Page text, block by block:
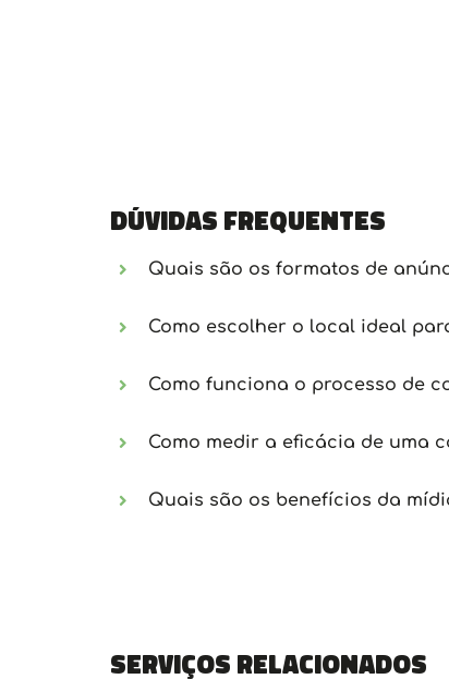
Dúvidas frequentes
Quais são os formatos de
Como escolher o local ideal
Como funciona o processo de
Como medir a eficácia de uma
Quais são os benefícios da
Serviços relacionados